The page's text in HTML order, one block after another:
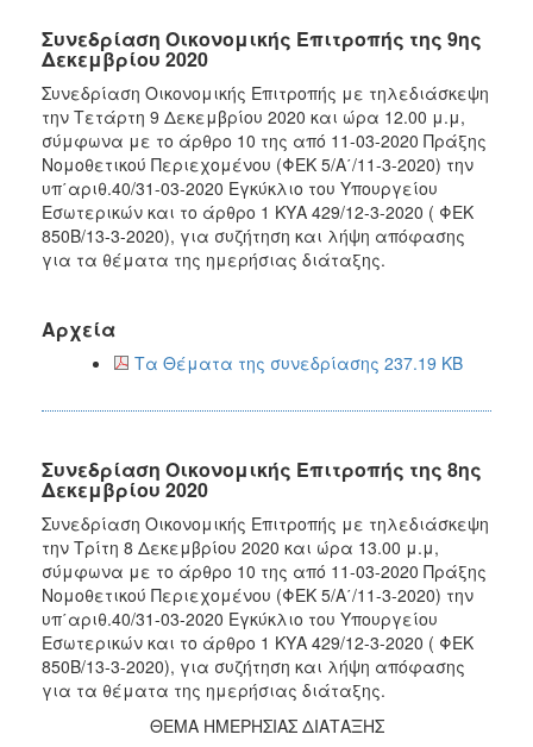
Συνεδρίαση Οικονομικής Επιτροπής της 9ης
Δεκεμβρίου 2020
Συνεδρίαση Οικονομικής Επιτροπής με τηλεδιάσκεψη
την Τετάρτη 9 Δεκεμβρίου 2020 και ώρα 12.00 μ.μ,
σύμφωνα με το άρθρο 10 της από 11-03-2020 Πράξης
Νομοθετικού Περιεχομένου (ΦΕΚ 5/Α΄/11-3-2020) την
υπ΄αριθ.40/31-03-2020 Εγκύκλιο του Υπουργείου
Εσωτερικών και το άρθρο 1 ΚΥΑ 429/12-3-2020 ( ΦΕΚ
850Β/13-3-2020), για συζήτηση και λήψη απόφασης
για τα θέματα της ημερήσιας διάταξης.
Αρχεία
Τα Θέματα της συνεδρίασης 237.19 KB
Συνεδρίαση Οικονομικής Επιτροπής της 8ης
Δεκεμβρίου 2020
Συνεδρίαση Οικονομικής Επιτροπής με τηλεδιάσκεψη
την Τρίτη 8 Δεκεμβρίου 2020 και ώρα 13.00 μ.μ,
σύμφωνα με το άρθρο 10 της από 11-03-2020 Πράξης
Νομοθετικού Περιεχομένου (ΦΕΚ 5/Α΄/11-3-2020) την
υπ΄αριθ.40/31-03-2020 Εγκύκλιο του Υπουργείου
Εσωτερικών και το άρθρο 1 ΚΥΑ 429/12-3-2020 ( ΦΕΚ
850Β/13-3-2020), για συζήτηση και λήψη απόφασης
για τα θέματα της ημερήσιας διάταξης.
ΘΕΜΑ ΗΜΕΡΗΣΙΑΣ ΔΙΑΤΑΞΗΣ